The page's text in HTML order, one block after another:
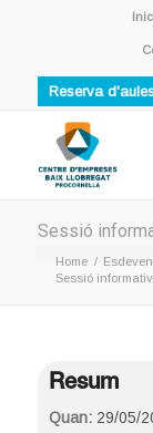
Reserva
Sessió
Home /
Sessió
Resum
Quan:29/05/